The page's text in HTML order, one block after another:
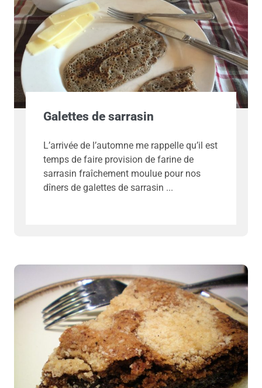
Galettes de sarrasin
L’arrivée de l’automne me rappelle qu’il est
temps de faire provision de farine de
sarrasin fraîchement moulue pour nos
dîners de galettes de sarrasin